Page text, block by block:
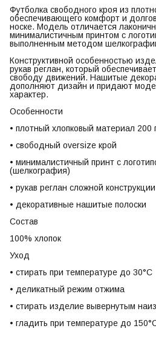
Футболка свободного кроя из
обеспечивающего комфорт и
носке. Модель отличается
минималистичным принтом с
выполненным методом
Конструктивной особенностью
рукав реглан, который
свободу движений. Нашитые
дополняют дизайн и придают
характер.
Особенности
• плотный хлопковый материал 200
• свободный oversize крой
• минималистичный принт с
(шелкография)
• рукав реглан сложной конструкции
• декоративные нашитые полоски
Состав
100% хлопок
Уход
• стирать при температуре до 30°C
• деликатный режим отжима
• стирать изделие вывернутым
• гладить при температуре до